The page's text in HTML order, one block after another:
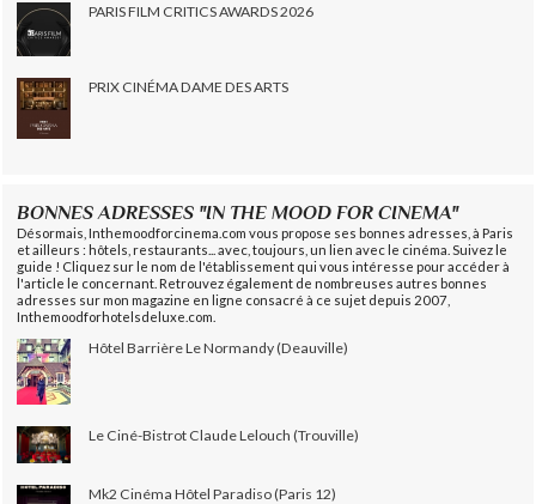
PARIS FILM CRITICS AWARDS 2026
PRIX CINÉMA DAME DES ARTS
BONNES ADRESSES "IN THE MOOD FOR CINEMA"
Désormais, Inthemoodforcinema.com vous propose ses bonnes adresses, à Paris
et ailleurs : hôtels, restaurants... avec, toujours, un lien avec le cinéma. Suivez le
guide ! Cliquez sur le nom de l'établissement qui vous intéresse pour accéder à
l'article le concernant. Retrouvez également de nombreuses autres bonnes
adresses sur mon magazine en ligne consacré à ce sujet depuis 2007,
Inthemoodforhotelsdeluxe.com.
Hôtel Barrière Le Normandy (Deauville)
Le Ciné-Bistrot Claude Lelouch (Trouville)
Mk2 Cinéma Hôtel Paradiso (Paris 12)